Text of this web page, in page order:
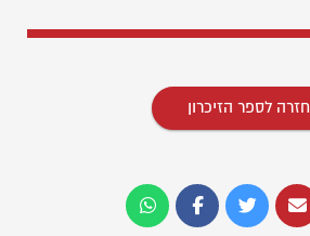
חזרה לספר הזיכרון